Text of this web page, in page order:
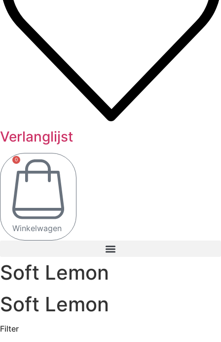
Verlanglijst
0
Winkelwagen
Soft Lemon
Soft Lemon
Filter